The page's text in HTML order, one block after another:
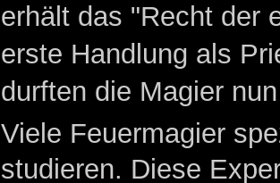
erhält das "Recht der
erste Handlung als
durften die Magier
Viele Feuermagier
studieren. Diese